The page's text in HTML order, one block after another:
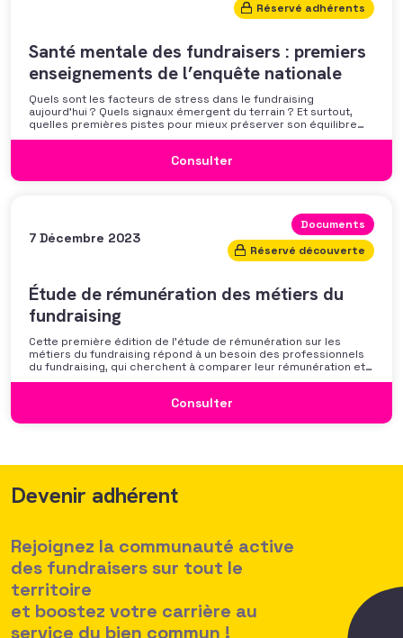
Réservé adhérents
Santé mentale des fundraisers : premiers
enseignements de l’enquête nationale
Quels sont les facteurs de stress dans le fundraising
aujourd’hui ? Quels signaux émergent du terrain ? Et surtout,
quelles premières pistes pour mieux préserver son équilibre
professionnel ? L’AFF vous propose un webinaire pour découvrir
discussion autour des mécanismes
Consulter
7 Décembre 2023
Documents
Réservé découverte
Étude de rémunération des métiers du
fundraising
Cette première édition de l’étude de rémunération sur les
métiers du fundraising répond à un besoin des professionnels
du fundraising, qui cherchent à comparer leur rémunération et à
se positionner. Elle répond également à une préoccupation
des politiques salariales comme un enjeu majeur,
Consulter
Devenir adhérent
Rejoignez la communauté active
des fundraisers sur tout le
territoire
et boostez votre carrière au
service du bien commun !